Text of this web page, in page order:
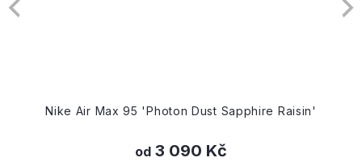
Nike Air Max 95 'Photon Dust Sapphire Raisin'
od 3 090 Kč